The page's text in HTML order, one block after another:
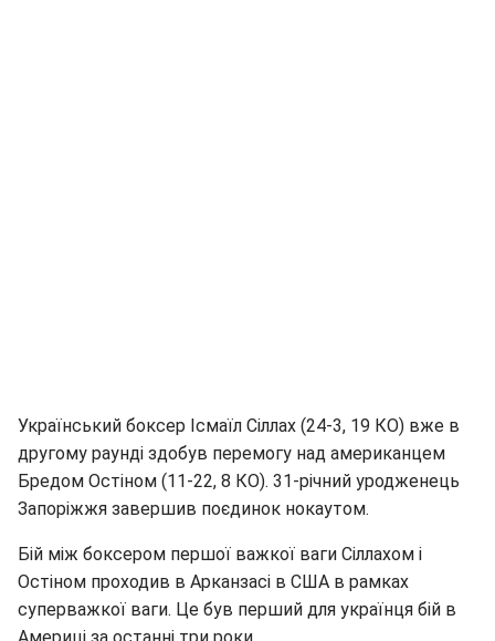
Український боксер Ісмаїл Сіллах (24-3, 19 КО) вже в
другому раунді здобув перемогу над американцем
Бредом Остіном (11-22, 8 КО). 31-річний уродженець
Запоріжжя завершив поєдинок нокаутом.
Бій між боксером першої важкої ваги Сіллахом і
Остіном проходив в Арканзасі в США в рамках
суперважкої ваги. Це був перший для українця бій в